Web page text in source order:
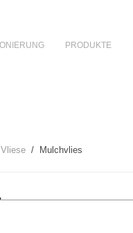
PRODUKTE
Vliese Mulchvlies